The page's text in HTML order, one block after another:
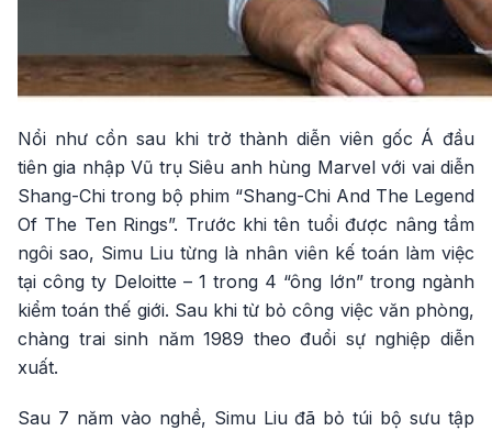
Nổi như cồn sau khi trở thành diễn viên gốc Á đầu
tiên gia nhập Vũ trụ Siêu anh hùng Marvel với vai diễn
Shang-Chi trong bộ phim “Shang-Chi And The Legend
Of The Ten Rings”. Trước khi tên tuổi được nâng tầm
ngôi sao, Simu Liu từng là nhân viên kế toán làm việc
tại công ty Deloitte – 1 trong 4 “ông lớn” trong ngành
kiểm toán thế giới. Sau khi từ bỏ công việc văn phòng,
chàng trai sinh năm 1989 theo đuổi sự nghiệp diễn
xuất.
Sau 7 năm vào nghề, Simu Liu đã bỏ túi bộ sưu tập